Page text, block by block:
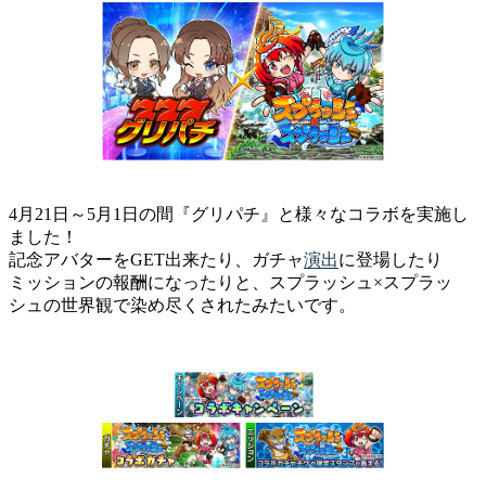
4月21日～5月1日の間『グリパチ』と様々なコラボを実施し
ました！
記念アバターをGET出来たり、ガチャ演出に登場したり
ミッションの報酬になったりと、スプラッシュ×スプラッ
シュの世界観で染め尽くされたみたいです。